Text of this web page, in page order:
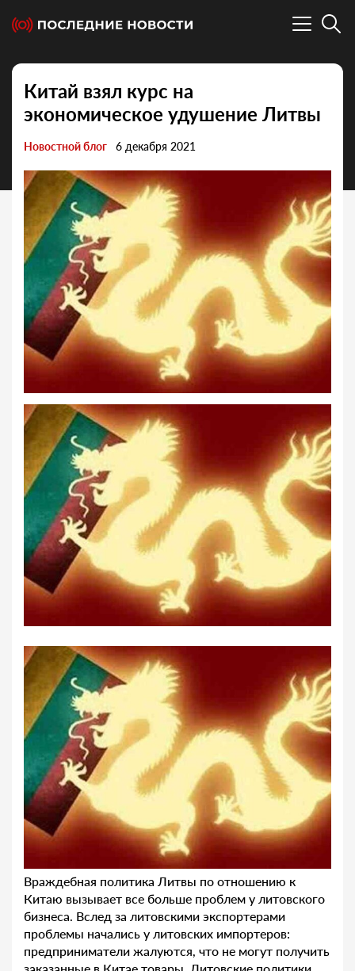
Китай взял курс на
экономическое удушение Литвы
Новостной блог 6 декабря 2021
Враждебная политика Литвы по отношению к
Китаю вызывает все больше проблем у литовского
бизнеса. Вслед за литовскими экспортерами
проблемы начались у литовских импортеров:
предприниматели жалуются, что не могут получить